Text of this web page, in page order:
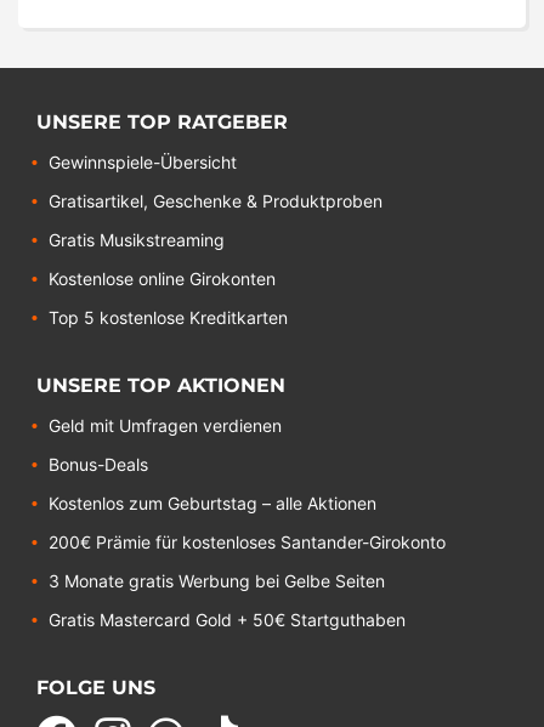
UNSERE TOP RATGEBER
Gewinnspiele-Übersicht
Gratisartikel, Geschenke & Produktproben
Gratis Musikstreaming
Kostenlose online Girokonten
Top 5 kostenlose Kreditkarten
UNSERE TOP AKTIONEN
Geld mit Umfragen verdienen
Bonus-Deals
Kostenlos zum Geburtstag – alle Aktionen
200€ Prämie für kostenloses Santander-Girokonto
3 Monate gratis Werbung bei Gelbe Seiten
Gratis Mastercard Gold + 50€ Startguthaben
FOLGE UNS